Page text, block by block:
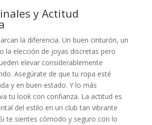
y Actitud
la diferencia. Un buen cinturón, un
la elección de joyas discretas pero
elevar considerablemente
Asegúrate de que tu ropa esté
y en buen estado. Y lo más
tu look con confianza. La actitud es
del estilo en un club tan vibrante
te sientes cómodo y seguro con lo